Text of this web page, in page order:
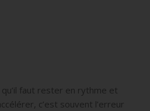
faut rester en rythme et
c’est souvent l’erreur